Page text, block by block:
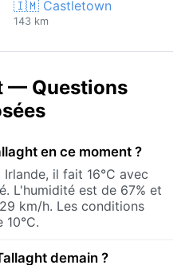
🇮🇲 Castletown
143 km
— Questions
en ce moment ?
il fait 16°C avec
L'humidité est de 67% et
km/h. Les conditions
demain ?